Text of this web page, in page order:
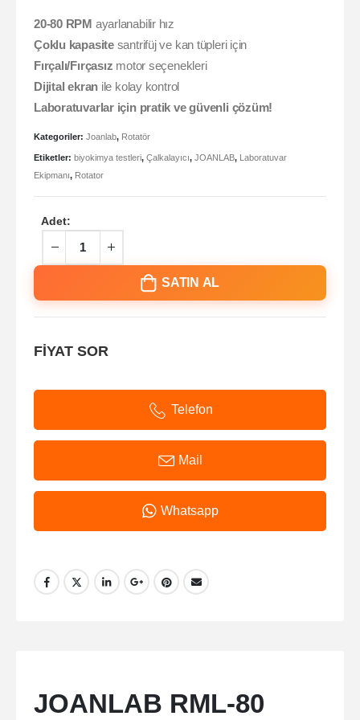
20-80 RPM ayarlanabilir hız
Çoklu kapasitesantrifüj ve kan tüpleri için
Fırçalı/Fırçasız motor seçenekleri
Dijital ekran ile kolay kontrol
Laboratuvarlar için pratik ve güvenli çözüm!
Kategoriler: Joanlab, Rotatör
Etiketler: biyokimya testleri, Çalkalayıcı, JOANLAB, Laboratuvar
Ekipmanı, Rotator
Adet:
SATIN AL
FİYAT SOR
Telefon
Mail
Whatsapp
JOANLAB RML-80